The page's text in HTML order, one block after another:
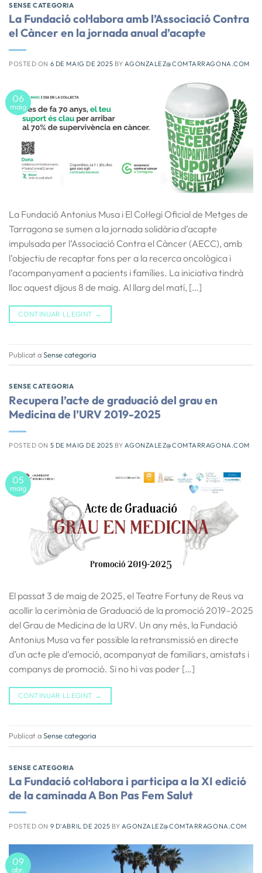
SENSE CATEGORIA
La Fundació col·labora amb l’Associació Contra
el Càncer en la jornada anual d’acapte
POSTED ON 6 DE MAIG DE 2025 BYAGONZALEZ@COMTARRAGONA.COM
06
maig
La Fundació Antonius Musa i El Col·legi Oficial de Metges de
Tarragona se sumen a la jornada solidària d’acapte
impulsada per l’Associació Contra el Càncer (AECC), amb
l’objectiu de recaptar fons per a la recerca oncològica i
l’acompanyament a pacients i famílies. La iniciativa tindrà
lloc aquest dijous 8 de maig. Al llarg del matí, […]
CONTINUAR LLEGINT →
Publicat aSense categoria
SENSE CATEGORIA
Recupera l’acte de graduació del grau en
Medicina de l’URV 2019-2025
POSTED ON 5 DE MAIG DE 2025 BY AGONZALEZ@COMTARRAGONA.COM
05
maig
El passat 3 de maig de 2025, el Teatre Fortuny de Reus va
acollir la cerimònia de Graduació de la promoció 2019–2025
del Grau de Medicina de la URV. Un any més, la Fundació
Antonius Musa va fer possible la retransmissió en directe
d’un acte ple d’emoció, acompanyat de familiars, amistats i
companys de promoció. Si no hi vas poder […]
CONTINUAR LLEGINT →
Publicat aSense categoria
SENSE CATEGORIA
La Fundació col·labora i participa a la XI edició
de la caminada A Bon Pas Fem Salut
POSTED ON 9 D'ABRIL DE 2025 BYAGONZALEZ@COMTARRAGONA.COM
09
abr.